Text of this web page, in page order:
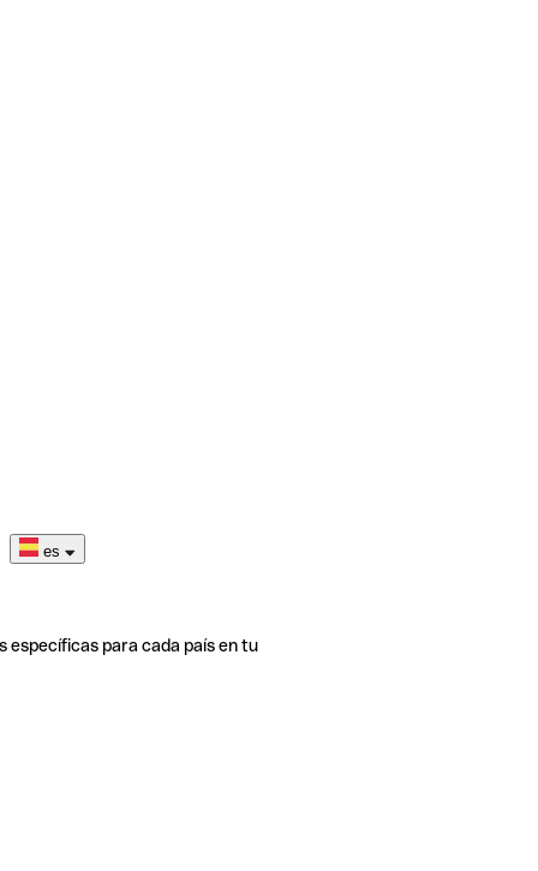
es
específicas para cada país en tu